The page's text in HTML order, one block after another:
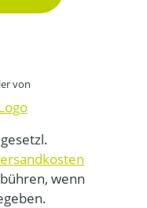
von
wenn